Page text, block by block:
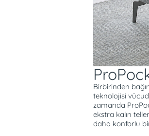
Spacer
Birbirinden
teknolojisi
zamanda
ekstra kalın
daha konforlu